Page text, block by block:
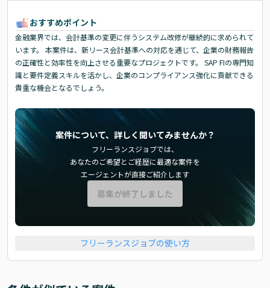
おすすめポイント
金融業界では、会計基準の変更に伴うシステム改修が継続的に求められて
います。 本案件は、新リース会計基準への対応を通じて、企業の財務報告
の正確性と効率性を向上させる重要なプロジェクトです。 SAP FIの専門知
識と要件定義スキルを活かし、企業のコンプライアンス強化に貢献できる
貴重な機会となるでしょう。
案件について、詳しく聞いてみませんか？
フリーランスジョブでは、
あなたのご希望とご経歴に最適な案件を
エージェントが直接ご紹介します
募集が終了しました
フリーランスジョブの使い方